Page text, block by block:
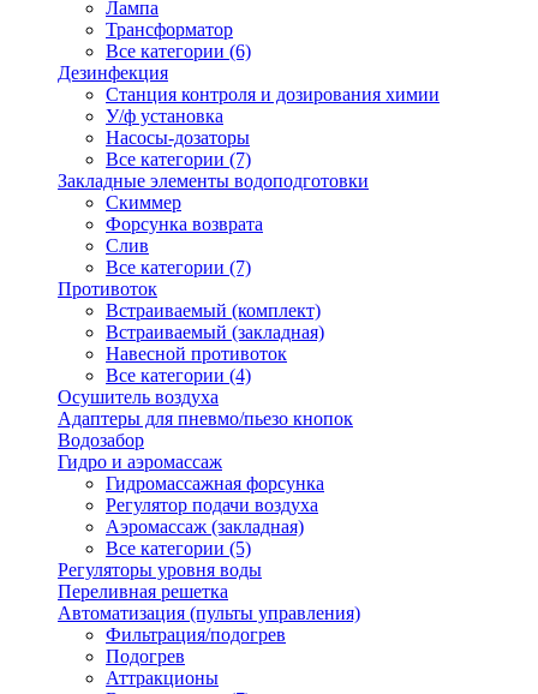
Лампа
Трансформатор
Все категории (6)
Дезинфекция
Станция контроля и дозирования химии
У/ф установка
Насосы-дозаторы
Все категории (7)
Закладные элементы водоподготовки
Скиммер
Форсунка возврата
Слив
Все категории (7)
Противоток
Встраиваемый (комплект)
Встраиваемый (закладная)
Навесной противоток
Все категории (4)
Осушитель воздуха
Адаптеры для пневмо/пьезо кнопок
Водозабор
Гидро и аэромассаж
Гидромассажная форсунка
Регулятор подачи воздуха
Аэромассаж (закладная)
Все категории (5)
Регуляторы уровня воды
Переливная решетка
Автоматизация (пульты управления)
Фильтрация/подогрев
Подогрев
Аттракционы